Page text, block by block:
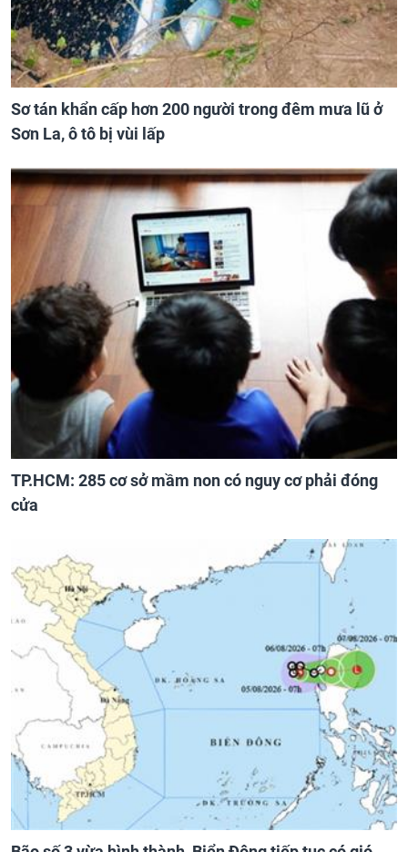
Sơ tán khẩn cấp hơn 200 người trong đêm mưa lũ ở
Sơn La, ô tô bị vùi lấp
TP.HCM: 285 cơ sở mầm non có nguy cơ phải đóng
cửa